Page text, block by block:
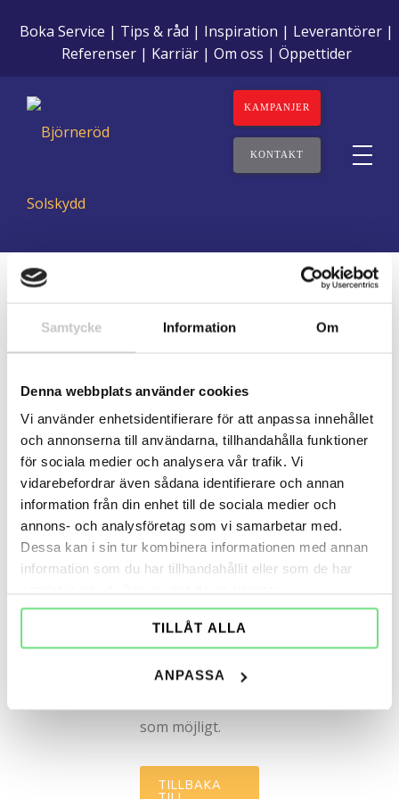
Samtycke Information Om
Denna webbplats använder cookies
Vi använder enhetsidentifierare för att anpassa innehållet
och annonserna till användarna, tillhandahålla funktioner
för sociala medier och analysera vår trafik. Vi
vidarebefordrar även sådana identifierare och annan
information från din enhet till de sociala medier och
annons- och analysföretag som vi samarbetar med.
Dessa kan i sin tur kombinera informationen med annan
information som du har tillhandahållit eller som de har
TILLÅT ALLA
ANPASSA
Boka Service Tips & råd Inspiration
Leverantörer
Referenser
Karriär Om oss Öppettider
KAMPANJER
KONTAKT
Tack för
din fråga
om
screenmar
kis /
kis
Vi återkommer
som möjligt.
TILLBAKA